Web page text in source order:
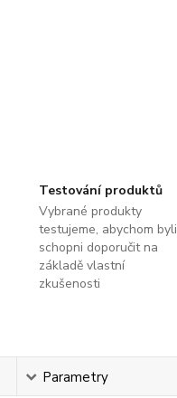
Testování produktů
Vybrané produkty
testujeme, abychom byli
schopni doporučit na
základě vlastní
zkušenosti
Parametry